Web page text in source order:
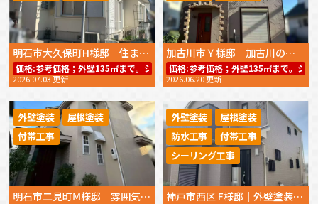
明石市大久保町H様邸 住まいの美観と耐久性を高める外壁・屋根塗装
価格:参考価格；外壁135㎡まで。シリコンREVO1000－IR59.8万円～（工事
2026.07.03 更新
加古川市Ｙ様邸 加古川の住環境に合わせた塗料選び！遮熱性と耐久性を両立した外壁・屋根塗装【2025年12月完工】
価格:参考価格；外壁135㎡まで。シ
2026.06.20 更新
明石市二見町Ⅿ様邸 雰囲気を変えない外壁塗装で新築のような外観を取り戻した施工事例 2025年11月完工
外壁塗装
屋根塗装
付帯工事
神戸市西区 F様邸｜外壁塗装・屋根塗装｜毎日の作業報告で安心！丁寧な施工に大変満足のお声をいただきました｜2026年5月完工
外壁塗装
屋根塗装
防水工事
付帯工事
シーリング工事